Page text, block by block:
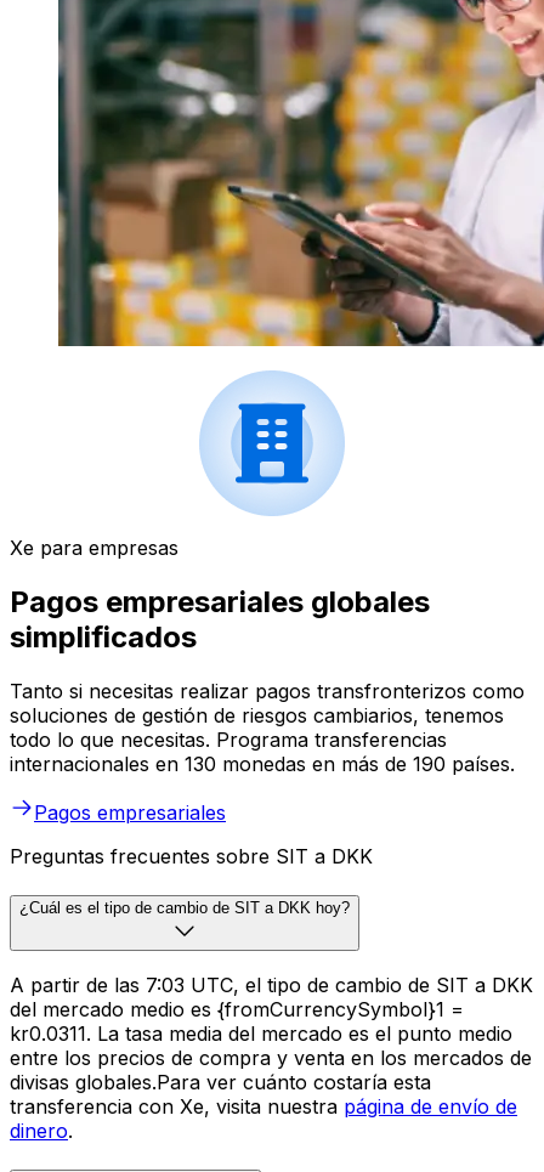
Xe para empresas
Pagos empresariales globales
simplificados
Tanto si necesitas realizar pagos transfronterizos como
soluciones de gestión de riesgos cambiarios, tenemos
todo lo que necesitas. Programa transferencias
internacionales en 130 monedas en más de 190 países.
Pagos empresariales
Preguntas frecuentes sobre SIT a DKK
¿Cuál es el tipo de cambio de SIT a DKK hoy?
A partir de las 7:03 UTC, el tipo de cambio de SIT a DKK
del mercado medio es {fromCurrencySymbol}1 =
kr0.0311. La tasa media del mercado es el punto medio
entre los precios de compra y venta en los mercados de
divisas globales.Para ver cuánto costaría esta
transferencia con Xe, visita nuestra página de envío de
dinero.